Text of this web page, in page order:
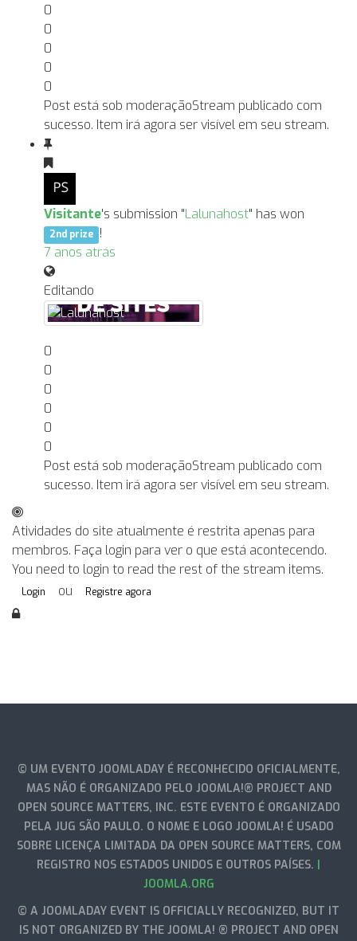
0
0
0
0
0
Post está sob moderaçãoStream publicado com
sucesso. Item irá agora ser visível em seu stream.
Visitante's submission "Lalunahost" has won
2nd prize !
7 anos atrás
Editando
0
0
0
0
0
0
Post está sob moderaçãoStream publicado com
sucesso. Item irá agora ser visível em seu stream.
Atividades do site atualmente é restrita apenas para
membros. Faça login para ver o que está acontecendo.
You need to login to read the rest of the stream items.
Login ou Registre agora
© UM EVENTO JOOMLADAY É RECONHECIDO OFICIALMENTE,
MAS NÃO É ORGANIZADO PELO JOOMLA!® PROJECT AND
OPEN SOURCE MATTERS, INC. ESTE EVENTO É ORGANIZADO
PELA JUG SÃO PAULO. O NOME E LOGO JOOMLA! É USADO
SOBRE LICENÇA LIMITADA DA OPEN SOURCE MATTERS, COM
REGISTRO NOS ESTADOS UNIDOS E OUTROS PAÍSES. |
JOOMLA.ORG
© A JOOMLADAY EVENT IS OFFICIALLY RECOGNIZED, BUT IT
IS NOT ORGANIZED BY THE JOOMLA! ® PROJECT AND OPEN